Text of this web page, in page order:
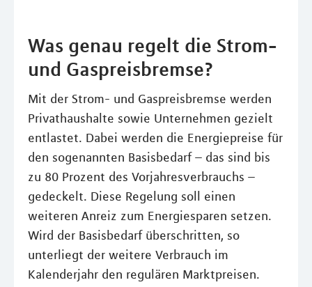
Was genau regelt die Strom-
und Gaspreisbremse?
Mit der Strom- und Gaspreisbremse werden
Privathaushalte sowie Unternehmen gezielt
entlastet. Dabei werden die Energiepreise für
den sogenannten Basisbedarf – das sind bis
zu 80 Prozent des Vorjahresverbrauchs –
gedeckelt. Diese Regelung soll einen
weiteren Anreiz zum Energiesparen setzen.
Wird der Basisbedarf überschritten, so
unterliegt der weitere Verbrauch im
Kalenderjahr den regulären Marktpreisen.